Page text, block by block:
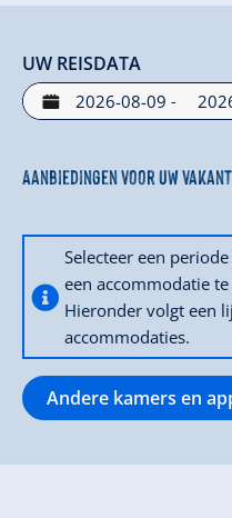
UW REISDATA
-
Aanbiedingen voor uw
Selecteer een
een accommodatie
Hieronder volgt een
accommodaties.
Andere kamers en